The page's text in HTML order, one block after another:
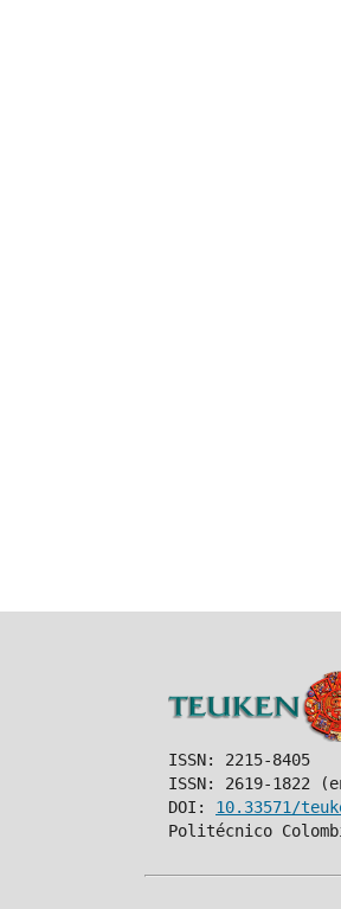
ISSN: 2215-8405
ISSN: 2619-1822
DOI: 10.33571/
Politécnico